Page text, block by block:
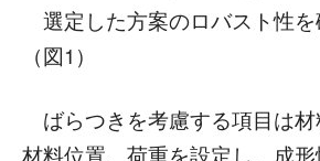
選定した方案のロバスト性を
（図1）
ばらつきを考慮する項目は材
材料位置、荷重を設定し、成